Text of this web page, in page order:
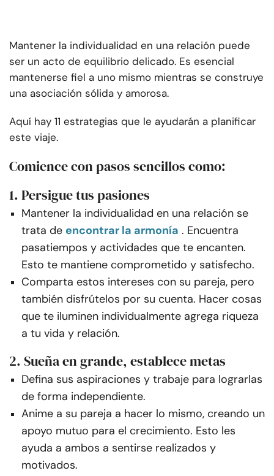
Mantener la individualidad en una relación puede
ser un acto de equilibrio delicado. Es esencial
mantenerse fiel a uno mismo mientras se construye
una asociación sólida y amorosa.
Aquí hay 11 estrategias que le ayudarán a planificar
este viaje.
Comience con pasos sencillos como:
1. Persigue tus pasiones
Mantener la individualidad en una relación se
trata de encontrar la armonía . Encuentra
pasatiempos y actividades que te encanten.
Esto te mantiene comprometido y satisfecho.
Comparta estos intereses con su pareja, pero
también disfrútelos por su cuenta. Hacer cosas
que te iluminen individualmente agrega riqueza
a tu vida y relación.
2. Sueña en grande, establece metas
Defina sus aspiraciones y trabaje para lograrlas
de forma independiente.
Anime a su pareja a hacer lo mismo, creando un
apoyo mutuo para el crecimiento. Esto les
ayuda a ambos a sentirse realizados y
motivados.